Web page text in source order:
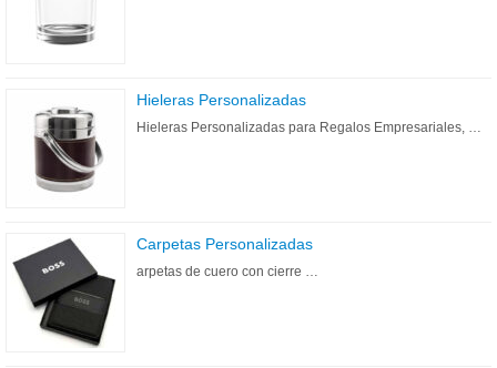
Hieleras Personalizadas
Hieleras Personalizadas para Regalos Empresariales, …
Carpetas Personalizadas
arpetas de cuero con cierre …